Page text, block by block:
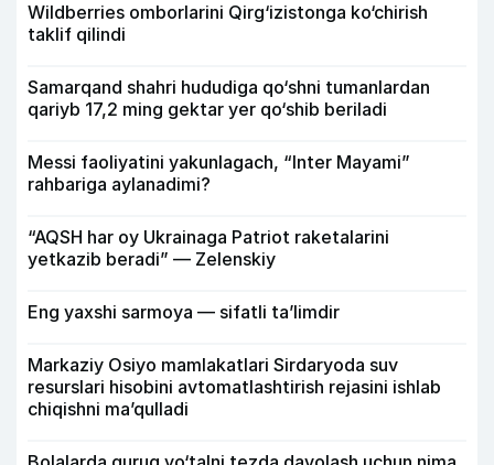
Wildberries omborlarini Qirg‘izistonga ko‘chirish
taklif qilindi
Samarqand shahri hududiga qo‘shni tumanlardan
qariyb 17,2 ming gektar yer qo‘shib beriladi
Messi faoliyatini yakunlagach, “Inter Mayami”
rahbariga aylanadimi?
“AQSH har oy Ukrainaga Patriot raketalarini
yetkazib beradi” — Zelenskiy
Eng yaxshi sarmoya — sifatli ta’limdir
Markaziy Osiyo mamlakatlari Sirdaryoda suv
resurslari hisobini avtomatlashtirish rejasini ishlab
chiqishni ma’qulladi